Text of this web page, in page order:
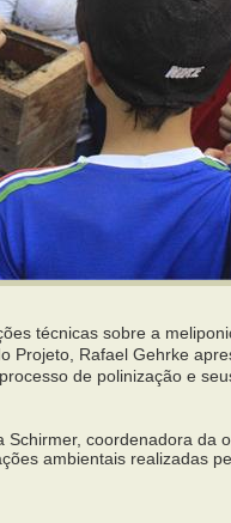
técnicas sobre a
Projeto, Rafael Gehrke
de polinização e
coordenadora da
ambientais realizadas